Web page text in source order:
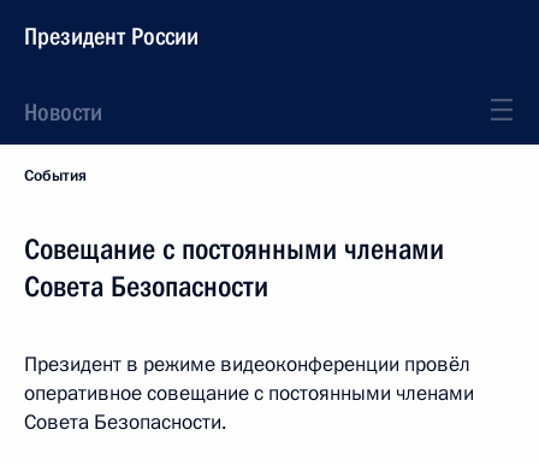
Президент России
Новости
События
Совещание с постоянными членами
Совета Безопасности
Президент в режиме видеоконференции провёл
оперативное совещание с постоянными членами
Совета Безопасности.